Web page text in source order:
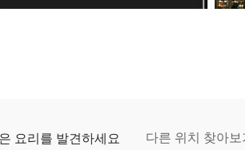
요리를 발견하세요 다른 위치 찾아보